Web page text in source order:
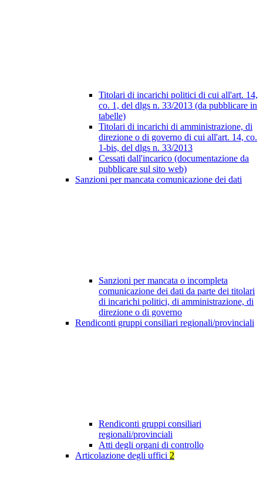
Titolari di incarichi politici di cui all'art. 14,
co. 1, del dlgs n. 33/2013 (da pubblicare in
tabelle)
Titolari di incarichi di amministrazione, di
direzione o di governo di cui all'art. 14, co.
1-bis, del dlgs n. 33/2013
Cessati dall'incarico (documentazione da
pubblicare sul sito web)
Sanzioni per mancata comunicazione dei dati
Sanzioni per mancata o incompleta
comunicazione dei dati da parte dei titolari
di incarichi politici, di amministrazione, di
direzione o di governo
Rendiconti gruppi consiliari regionali/provinciali
Rendiconti gruppi consiliari
regionali/provinciali
Atti degli organi di controllo
Articolazione degli uffici 2